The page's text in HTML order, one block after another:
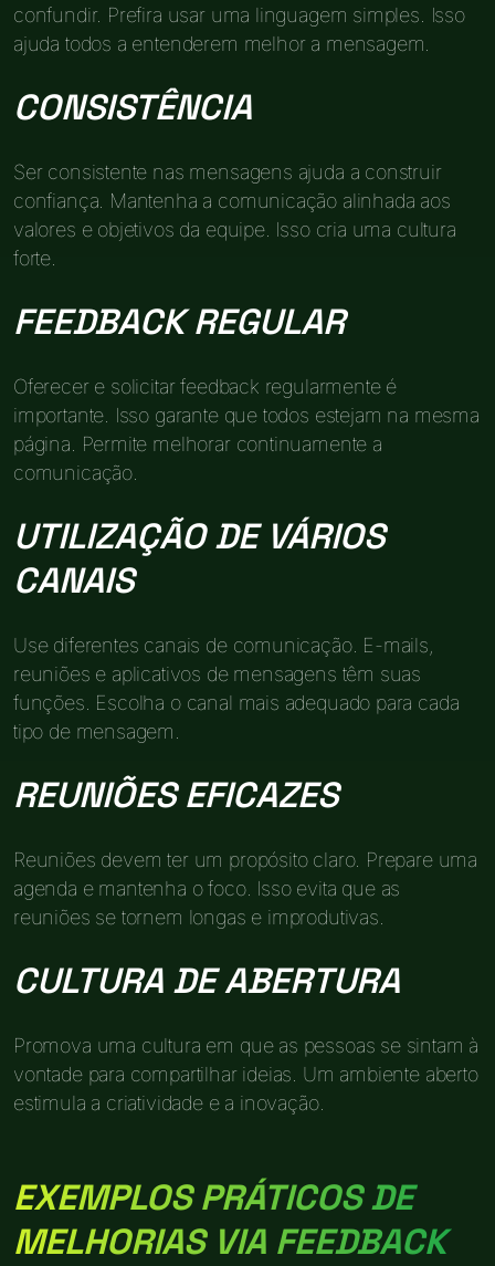
confundir. Prefira usar uma linguagem simples. Isso
ajuda todos a entenderem melhor a mensagem.
CONSISTÊNCIA
Ser consistente nas mensagens ajuda a construir
confiança. Mantenha a comunicação alinhada aos
valores e objetivos da equipe. Isso cria uma cultura
forte.
FEEDBACK REGULAR
Oferecer e solicitar feedback regularmente é
importante. Isso garante que todos estejam na mesma
página. Permite melhorar continuamente a
comunicação.
UTILIZAÇÃO DE VÁRIOS
CANAIS
Use diferentes canais de comunicação. E-mails,
reuniões e aplicativos de mensagens têm suas
funções. Escolha o canal mais adequado para cada
tipo de mensagem.
REUNIÕES EFICAZES
Reuniões devem ter um propósito claro. Prepare uma
agenda e mantenha o foco. Isso evita que as
reuniões se tornem longas e improdutivas.
CULTURA DE ABERTURA
Promova uma cultura em que as pessoas se sintam à
vontade para compartilhar ideias. Um ambiente aberto
estimula a criatividade e a inovação.
EXEMPLOS PRÁTICOS DE
MELHORIAS VIA FEEDBACK